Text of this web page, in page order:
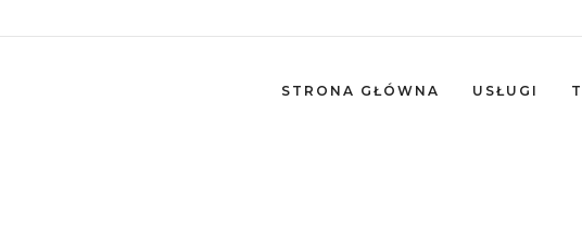
STRONA GŁÓWNA USŁUGI